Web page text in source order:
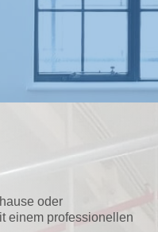
oder
einem professionellen